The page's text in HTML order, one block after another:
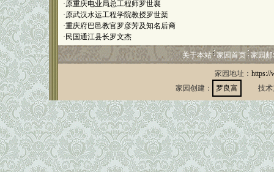
·原重庆电业局总工程师罗世襄
·原武汉水运工程学院教授罗世棻
·重庆府巴邑教官罗彦芳及知名后裔
· 民国通江县长罗文杰
关于本站 家园首页 家园
家园地址： https://
家园创建：
罗良富 技术